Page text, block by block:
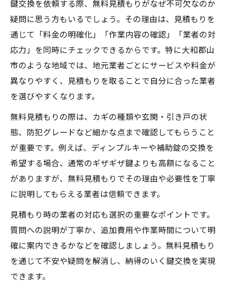
鍵交換を依頼する際、無料見積もりがなぜ不可欠なのか
疑問に思う方もいるでしょう。その理由は、見積もりを
通じて「料金の明確化」「作業内容の確認」「業者の対
応力」を同時にチェックできるからです。特に大和郡山
市のような地域では、地元業者ごとにサービスや料金が
異なりやすく、見積もりを取ることで自分に合った業者
を選びやすくなります。
無料見積もりの際は、カギの種類や玄関・引き戸の状
態、防犯グレードなど細かな点まで確認してもらうこと
が重要です。例えば、ディンプルキーや補助錠の交換を
希望する場合、通常のギザギザ鍵よりも高額になること
がありますが、無料見積もりでその理由や必要性を丁寧
に説明してもらえる業者は信頼できます。
見積もり時の業者の対応も選択の重要なポイントです。
質問への説明が丁寧か、追加費用や作業時間について明
確に案内できるかなどを確認しましょう。無料見積もり
を通じて不安や疑問を解消し、納得のいく鍵交換を実現
できます。